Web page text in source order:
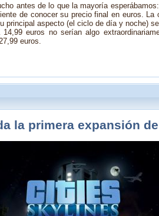
antes de lo que la mayoría
de conocer su precio final en euros.
principal aspecto (el ciclo de día y noche)
euros no serían algo
euros.
la primera expansión